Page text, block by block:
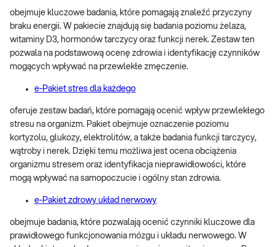
obejmuje kluczowe badania, które pomagają znaleźć przyczyny
braku energii. W pakiecie znajdują się badania poziomu żelaza,
witaminy D3, hormonów tarczycy oraz funkcji nerek. Zestaw ten
pozwala na podstawową ocenę zdrowia i identyfikację czynników
mogących wpływać na przewlekłe zmęczenie.
e-Pakiet stres dla każdego
oferuje zestaw badań, które pomagają ocenić wpływ przewlekłego
stresu na organizm. Pakiet obejmuje oznaczenie poziomu
kortyzolu, glukozy, elektrolitów, a także badania funkcji tarczycy,
wątroby i nerek. Dzięki temu możliwa jest ocena obciążenia
organizmu stresem oraz identyfikacja nieprawidłowości, które
mogą wpływać na samopoczucie i ogólny stan zdrowia.
e-Pakiet zdrowy układ nerwowy
obejmuje badania, które pozwalają ocenić czynniki kluczowe dla
prawidłowego funkcjonowania mózgu i układu nerwowego. W